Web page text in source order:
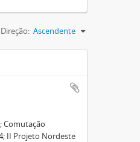
Direção: Ascendente
Comutação
II Projeto Nordeste